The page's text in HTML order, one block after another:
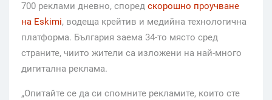
700 реклами дневно, според скорошно проучване
на Eskimi, водеща крейтив и медийна технологична
платформа. България заема 34-то място сред
страните, чиито жители са изложени на най-много
дигитална реклама.
„Опитайте се да си спомните рекламите, които сте